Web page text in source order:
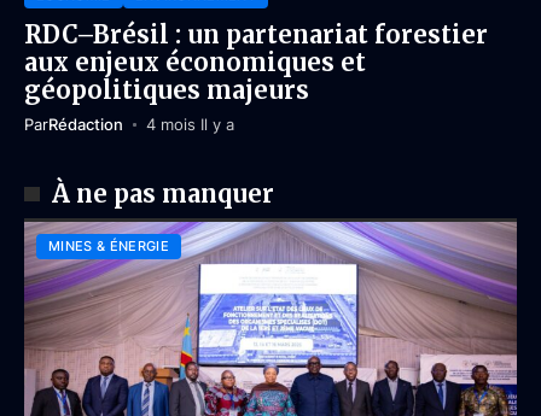
RDC–Brésil : un partenariat forestier
aux enjeux économiques et
géopolitiques majeurs
ParRédaction 4 mois Il y a
À ne pas manquer
MINES & ÉNERGIE